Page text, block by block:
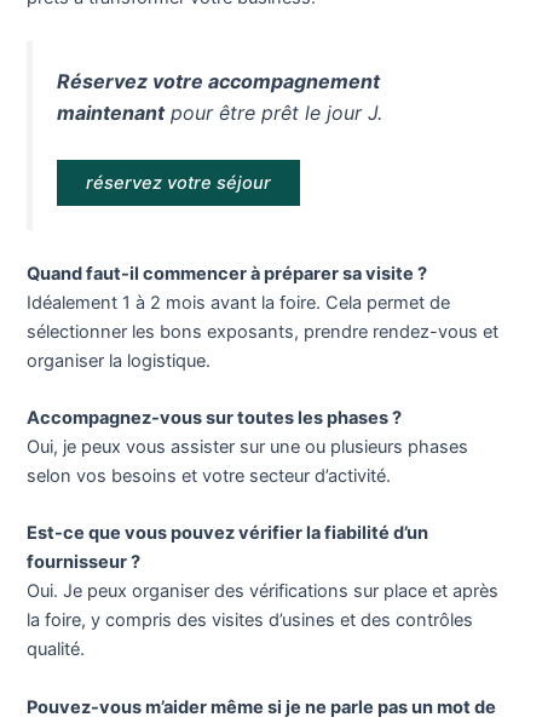
Réservez votre accompagnement
maintenantpour être prêt le jour J.
réservez votre séjour
Quand faut-il commencer à préparer sa visite ?
Idéalement 1 à 2 mois avant la foire. Cela permet de
sélectionner les bons exposants, prendre rendez-vous et
organiser la logistique.
Accompagnez-vous sur toutes les phases ?
Oui, je peux vous assister sur une ou plusieurs phases
selon vos besoins et votre secteur d’activité.
Est-ce que vous pouvez vérifier la fiabilité d’un
fournisseur ?
Oui. Je peux organiser des vérifications sur place et après
la foire, y compris des visites d’usines et des contrôles
qualité.
Pouvez-vous m’aider même si je ne parle pas un mot de